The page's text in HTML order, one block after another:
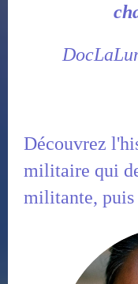
Découvrez
militaire qui
militante, puis